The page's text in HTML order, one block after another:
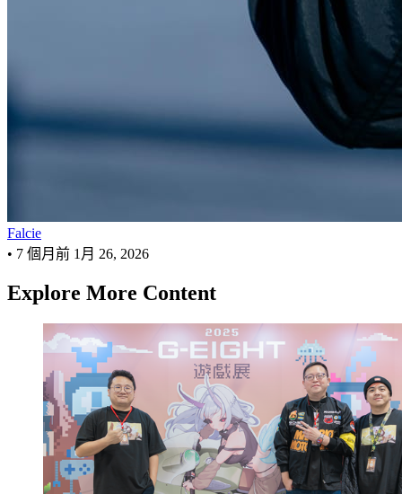
Falcie
• 7 個月前 1月 26, 2026
Explore More Content